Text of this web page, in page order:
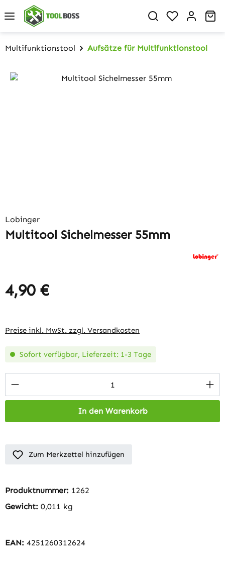
Zum Hauptinhalt springen Du hast 0
Multifunktionstool Aufsätze für Multifunktionstool
Bildergalerie überspringen
Lobinger
Multitool Sichelmesser 55mm
Regulärer Preis:
4,90 €
Preise inkl. MwSt. zzgl. Versandkosten
Sofort verfügbar, Lieferzeit: 1-3 Tage
Produkt Anzahl: Gib den gewünschten
In den Warenkorb
Zum Merkzettel hinzufügen
Produktnummer: 1262
Gewicht: 0,011 kg
EAN: 4251260312624